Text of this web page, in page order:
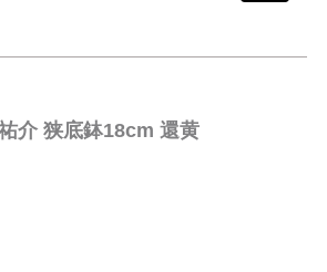
介 狭底鉢18cm 還黄